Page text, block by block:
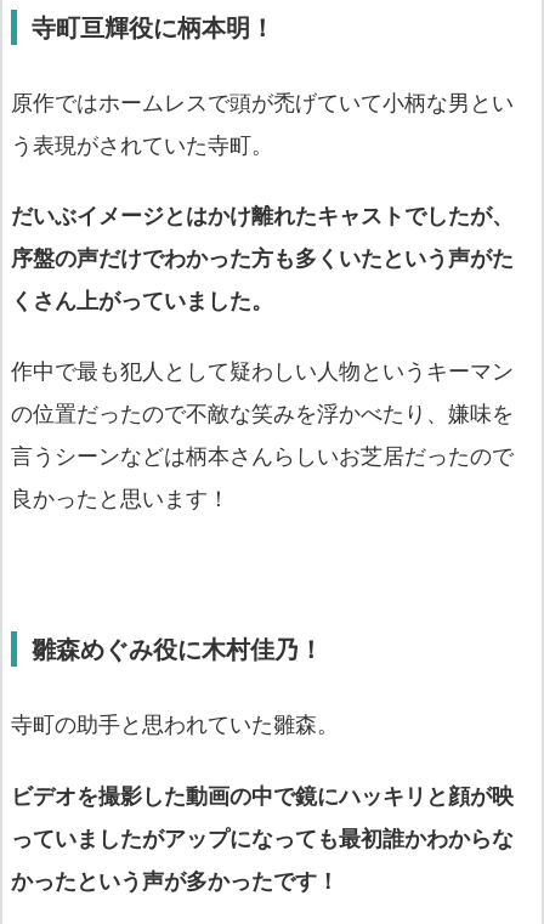
寺町亘輝役に柄本明！
原作ではホームレスで頭が禿げていて小柄な男とい
う表現がされていた寺町。
だいぶイメージとはかけ離れたキャストでしたが、
序盤の声だけでわかった方も多くいたという声がた
くさん上がっていました。
作中で最も犯人として疑わしい人物というキーマン
の位置だったので不敵な笑みを浮かべたり、嫌味を
言うシーンなどは柄本さんらしいお芝居だったので
良かったと思います！
雛森めぐみ役に木村佳乃！
寺町の助手と思われていた雛森。
ビデオを撮影した動画の中で鏡にハッキリと顔が映
っていましたがアップになっても最初誰かわからな
かったという声が多かったです！